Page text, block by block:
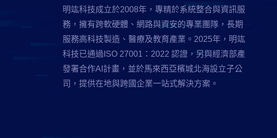
明竑科技成立於2008年，專精於系統整合與資訊服
務，擁有跨軟硬體、網路與資安的專業團隊，長期
服務高科技製造、醫療及教育產業。2025年，明竑
科技已通過ISO 27001：2022 認證，另與經濟部產
發署合作AI計畫，並於馬來西亞檳城北海設立子公
司，提供在地與跨國企業一站式解決方案。